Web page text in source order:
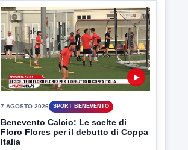
▶
7 AGOSTO 2026 SPORT BENEVENTO
Benevento Calcio: Le scelte di
Floro Flores per il debutto di Coppa
Italia